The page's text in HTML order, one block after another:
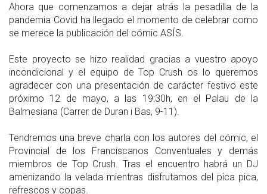
Ahora que comenzamos a dejar atrás la pesadilla de la
pandemia Covid ha llegado el momento de celebrar como
se merece la publicación del cómic ASÍS.
Este proyecto se hizo realidad gracias a vuestro apoyo
incondicional y el equipo de Top Crush os lo queremos
agradecer con una presentación de carácter festivo este
próximo 12 de mayo, a las 19:30h, en el Palau de la
Balmesiana (Carrer de Duran i Bas, 9-11).
Tendremos una breve charla con los autores del cómic, el
Provincial de los Franciscanos Conventuales y demás
miembros de Top Crush. Tras el encuentro habrá un DJ
amenizando la velada mientras disfrutamos del pica pica,
refrescos y copas.